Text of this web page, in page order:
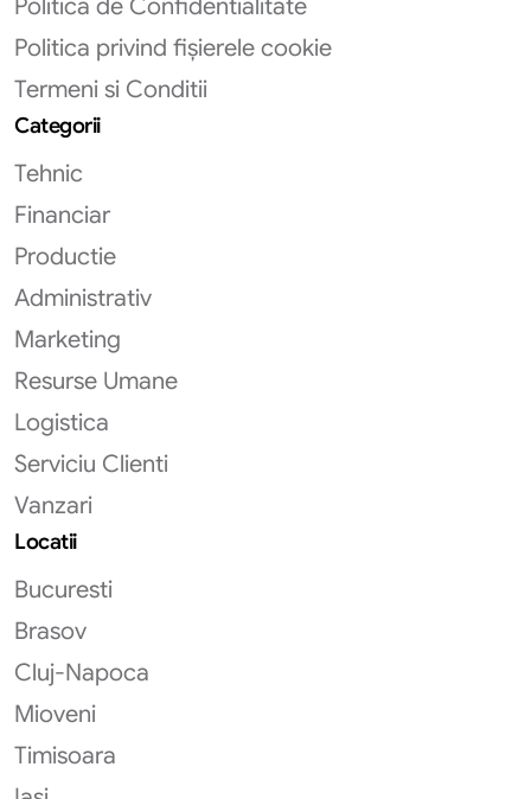
Politica de Confidentialitate
Politica privind fișierele cookie
Termeni si Conditii
Categorii
Tehnic
Financiar
Productie
Administrativ
Marketing
Resurse Umane
Logistica
Serviciu Clienti
Vanzari
Locatii
Bucuresti
Brasov
Cluj-Napoca
Mioveni
Timisoara